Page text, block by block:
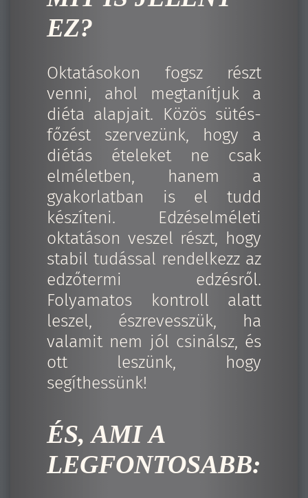
EZ?
Oktatásokon fogsz részt
venni, ahol megtanítjuk a
diéta alapjait. Közös sütés-
főzést szervezünk, hogy a
diétás ételeket ne csak
elméletben, hanem a
gyakorlatban is el tudd
készíteni. Edzéselméleti
oktatáson veszel részt, hogy
stabil tudással rendelkezz az
edzőtermi edzésről.
Folyamatos kontroll alatt
leszel, észrevesszük, ha
valamit nem jól csinálsz, és
ott leszünk, hogy
segíthessünk!
ÉS, AMI A
LEGFONTOSABB: